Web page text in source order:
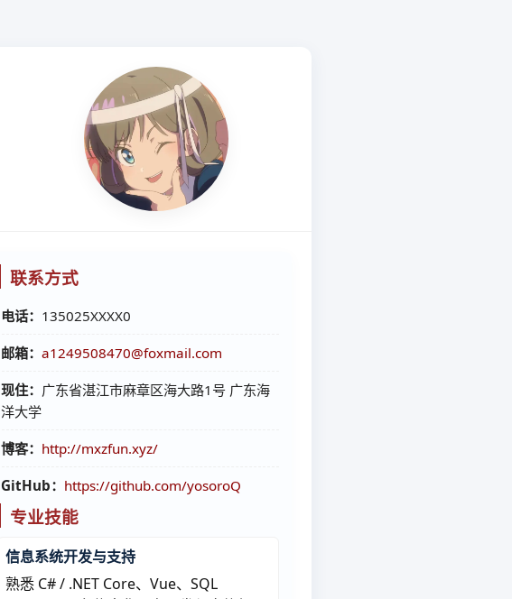
联系方式
电话： 135025XXXX0
邮箱： a1249508470@foxmail.com
现住： 广东省湛江市麻章区海大路1号 广东海
洋大学
博客： http://mxzfun.xyz/
GitHub： https://github.com/yosoroQ
专业技能
信息系统开发与支持
熟悉 C# / .NET Core、Vue、SQL